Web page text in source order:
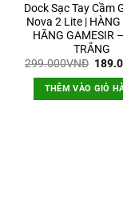
Dock Sạc Tay Cầm
Nova 2 Lite | HÀNG
HÃNG GAMESIR
TRẮNG
299.000VNĐ Giá
là:
THÊM VÀO GIỎ